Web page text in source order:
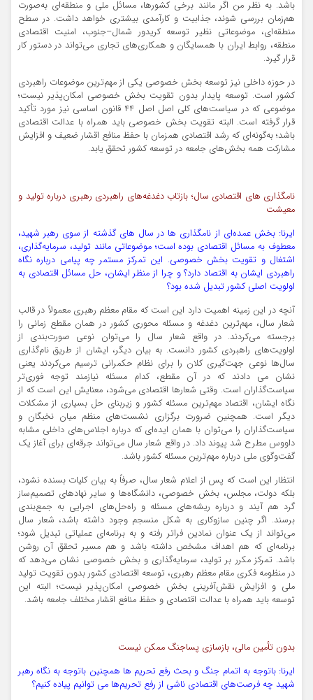
باشد. به نظر من اگر مانند برخی کشورها، مسائل ملی و منطقه‌ای به‌صورت
هم‌زمان بررسی شوند، جذابیت و کارآمدی بیشتری خواهد داشت. در سطح
منطقه‌ای، موضوعاتی نظیر توسعه کریدور شمال–جنوب، امنیت اقتصادی
منطقه، روابط ایران با همسایگان و همکاری‌های تجاری می‌تواند در دستور کار
قرار گیرد.
در حوزه داخلی نیز توسعه بخش خصوصی یکی از مهم‌ترین موضوعات راهبردی
کشور است. توسعه پایدار بدون تقویت بخش خصوصی امکان‌پذیر نیست؛
موضوعی که در سیاست‌های کلی اصل اصل ۴۴ قانون اساسی نیز مورد تأکید
قرار گرفته است. البته تقویت بخش خصوصی باید همراه با عدالت اقتصادی
باشد؛ به‌گونه‌ای که رشد اقتصادی همزمان با حفظ منافع اقشار ضعیف و افزایش
مشارکت همه بخش‌های جامعه در توسعه کشور تحقق یابد.
نامگذاری های اقتصادی سال؛ بازتاب دغدغه‌های راهبردی رهبری درباره تولید و
معیشت
ایرنا: بخش عمده‌ای از نامگذاری ها در سال های گذشته از سوی رهبر شهید،
معطوف به مسائل اقتصادی بوده است؛ موضوعاتی مانند تولید، سرمایه‌گذاری،
اشتغال و تقویت بخش خصوصی. این تمرکز مستمر چه پیامی درباره نگاه
راهبردی ایشان به اقتصاد دارد؟ و چرا از منظر ایشان، حل مسائل اقتصادی به
اولویت اصلی کشور تبدیل شده بود؟
آنچه در این زمینه اهمیت دارد این است که مقام معظم رهبری معمولاً در قالب
شعار سال، مهم‌ترین دغدغه و مسئله محوری کشور در همان مقطع زمانی را
برجسته می‌کردند. در واقع شعار سال را می‌توان نوعی صورت‌بندی از
اولویت‌های راهبردی کشور دانست. به بیان دیگر، ایشان از طریق نام‌گذاری
سال‌ها نوعی جهت‌گیری کلان را برای نظام حکمرانی ترسیم می‌کردند یعنی
نشان می دادند که در آن مقطع، کدام مسئله نیازمند توجه فوری‌تر
سیاست‌گذاران است. وقتی شعارها اقتصادی می‌شود، معنایش این است که از
نگاه ایشان، اقتصاد مهم‌ترین مسئله کشور و زیربنای حل بسیاری از مشکلات
دیگر است. همچنین ضرورت برگزاری نشست‌های منظم میان نخبگان و
سیاست‌گذاران را می‌توان با همان ایده‌ای که درباره اجلاس‌های داخلی مشابه
داووس مطرح شد پیوند داد. در واقع شعار سال می‌تواند جرقه‌ای برای آغاز یک
گفت‌وگوی ملی درباره مهم‌ترین مسئله کشور باشد.
انتظار این است که پس از اعلام شعار سال، صرفاً به بیان کلیات بسنده نشود،
بلکه دولت، مجلس، بخش خصوصی، دانشگاه‌ها و سایر نهادهای تصمیم‌ساز
گرد هم آیند و درباره ریشه‌های مسئله و راه‌حل‌های اجرایی به جمع‌بندی
برسند. اگر چنین سازوکاری به شکل منسجم وجود داشته باشد، شعار سال
می‌تواند از یک عنوان نمادین فراتر رفته و به برنامه‌ای عملیاتی تبدیل شود؛
برنامه‌ای که هم اهداف مشخص داشته باشد و هم مسیر تحقق آن روشن
باشد. تمرکز مکرر بر تولید، سرمایه‌گذاری و بخش خصوصی نشان می‌دهد که
در منظومه فکری مقام معظم رهبری، توسعه اقتصادی کشور بدون تقویت تولید
ملی و افزایش نقش‌آفرینی بخش خصوصی امکان‌پذیر نیست؛ البته این
توسعه باید همراه با عدالت اقتصادی و حفظ منافع اقشار مختلف جامعه باشد.
بدون تأمین مالی، بازسازی پساجنگ ممکن نیست
ایرنا: باتوجه به اتمام جنگ و بحث رفع تحریم ها همچنین باتوجه به نگاه رهبر
شهید چه فرصت‌های اقتصادی ناشی از رفع تحریم‌ها می توانیم پیاده کنیم؟